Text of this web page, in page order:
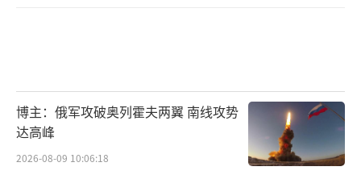
博主：俄军攻破奥列霍夫两翼 南线攻势
达高峰
2026-08-09 10:06:18